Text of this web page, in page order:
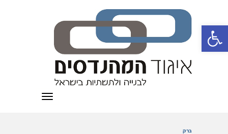
פתח סרגל נגישות
תפריט
ברק